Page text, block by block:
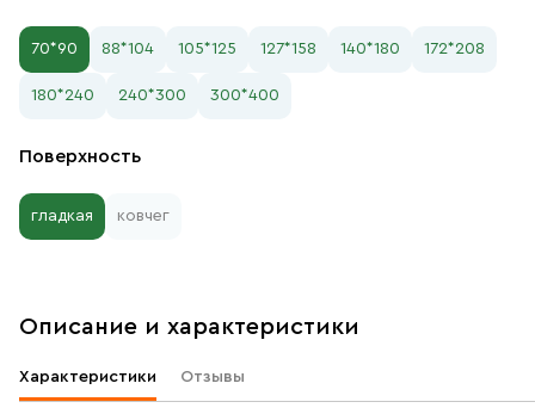
70*90 88*104 105*125 127*158 140*180 172*208
180*240 240*300 300*400
Поверхность
гладкая ковчег
Описание и характеристики
Характеристики Отзывы